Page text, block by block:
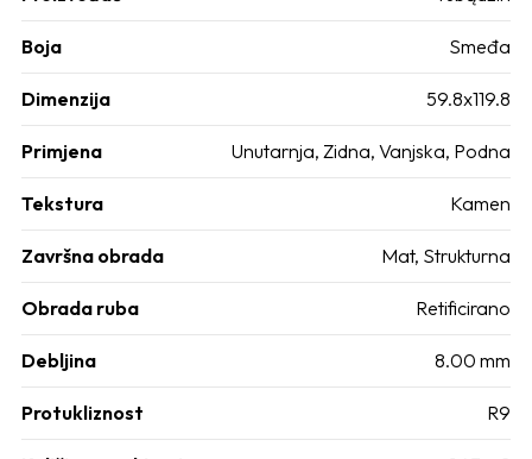
Boja Smeđa
Dimenzija 59.8x119.8
Primjena Unutarnja, Zidna, Vanjska, Podna
Tekstura Kamen
Završna obrada Mat, Strukturna
Obrada ruba Retificirano
Debljina 8.00 mm
Protukliznost R9